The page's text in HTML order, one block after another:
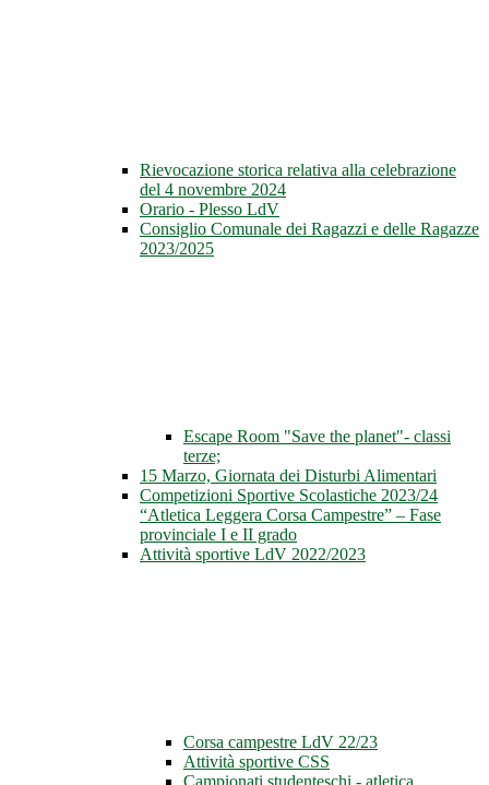
Rievocazione storica relativa alla celebrazione
del 4 novembre 2024
Orario - Plesso LdV
Consiglio Comunale dei Ragazzi e delle Ragazze
2023/2025
Escape Room "Save the planet"- classi
terze;
15 Marzo, Giornata dei Disturbi Alimentari
Competizioni Sportive Scolastiche 2023/24
“Atletica Leggera Corsa Campestre” – Fase
provinciale I e II grado
Attività sportive LdV 2022/2023
Corsa campestre LdV 22/23
Attività sportive CSS